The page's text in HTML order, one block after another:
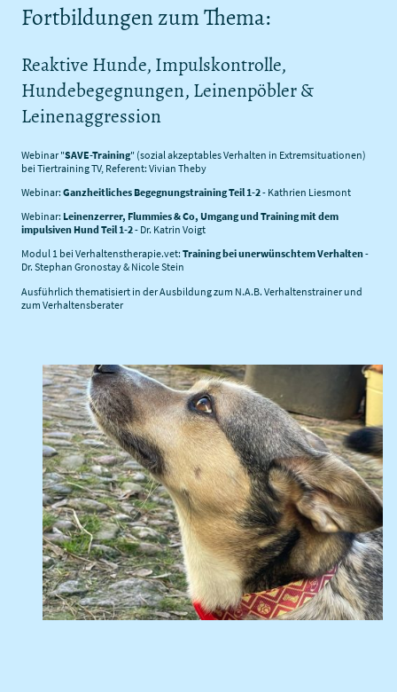
Fortbildungen zum Thema:
Reaktive Hunde, Impulskontrolle,
Hundebegegnungen, Leinenpöbler &
Leinenaggression
Webinar "SAVE-Training" (sozial akzeptables Verhalten in Extremsituationen)
bei Tiertraining TV, Referent: Vivian Theby
Webinar: Ganzheitliches Begegnungstraining Teil 1-2- Kathrien Liesmont
Webinar: Leinenzerrer, Flummies & Co, Umgang und Training mit dem
impulsiven Hund Teil 1-2- Dr. Katrin Voigt
Modul 1 bei Verhaltenstherapie.vet: Training bei unerwünschtem Verhalten-
Dr. Stephan Gronostay & Nicole Stein
Ausführlich thematisiert in der Ausbildung zum N.A.B. Verhaltenstrainer und
zum Verhaltensberater